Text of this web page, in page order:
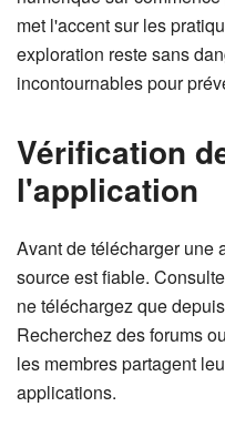
met l'accent sur les
exploration reste sans
incontournables pour
Vérification
l'application
Avant de télécharger une
source est fiable.
ne téléchargez que
Recherchez des forums
les membres partagent
applications.